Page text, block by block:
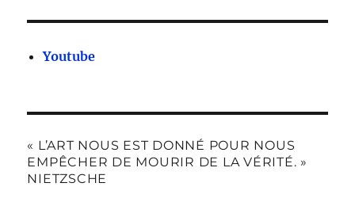
Youtube
« L’ART NOUS EST DONNÉ POUR NOUS
EMPÊCHER DE MOURIR DE LA VÉRITÉ. »
NIETZSCHE